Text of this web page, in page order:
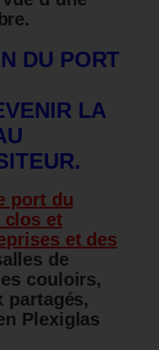
DU PORT
LA
port du
clos et
et des
de
couloirs,
partagés,
Plexiglas